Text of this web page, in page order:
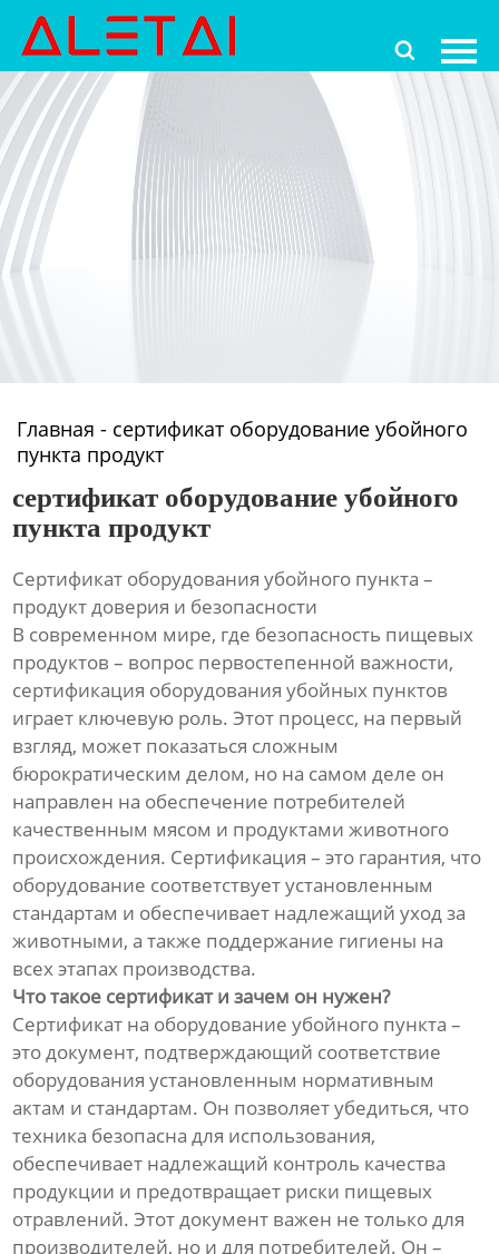

Главная
Продукция
Новости
О Hас
Контакты
Главная - сертификат оборудование убойного
пункта продукт
сертификат оборудование убойного
пункта продукт
Сертификат оборудования убойного пункта –
продукт доверия и безопасности
В современном мире, где безопасность пищевых
продуктов – вопрос первостепенной важности,
сертификация оборудования убойных пунктов
играет ключевую роль. Этот процесс, на первый
взгляд, может показаться сложным
бюрократическим делом, но на самом деле он
направлен на обеспечение потребителей
качественным мясом и продуктами животного
происхождения. Сертификация – это гарантия, что
оборудование соответствует установленным
стандартам и обеспечивает надлежащий уход за
животными, а также поддержание гигиены на
всех этапах производства.
Что такое сертификат и зачем он нужен?
Сертификат на оборудование убойного пункта –
это документ, подтверждающий соответствие
оборудования установленным нормативным
актам и стандартам. Он позволяет убедиться, что
техника безопасна для использования,
обеспечивает надлежащий контроль качества
продукции и предотвращает риски пищевых
отравлений. Этот документ важен не только для
производителей, но и для потребителей. Он –